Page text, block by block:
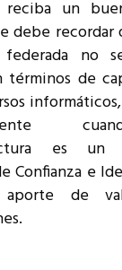
reciba un
debe recordar
no
términos de
es un
Confianza e
de